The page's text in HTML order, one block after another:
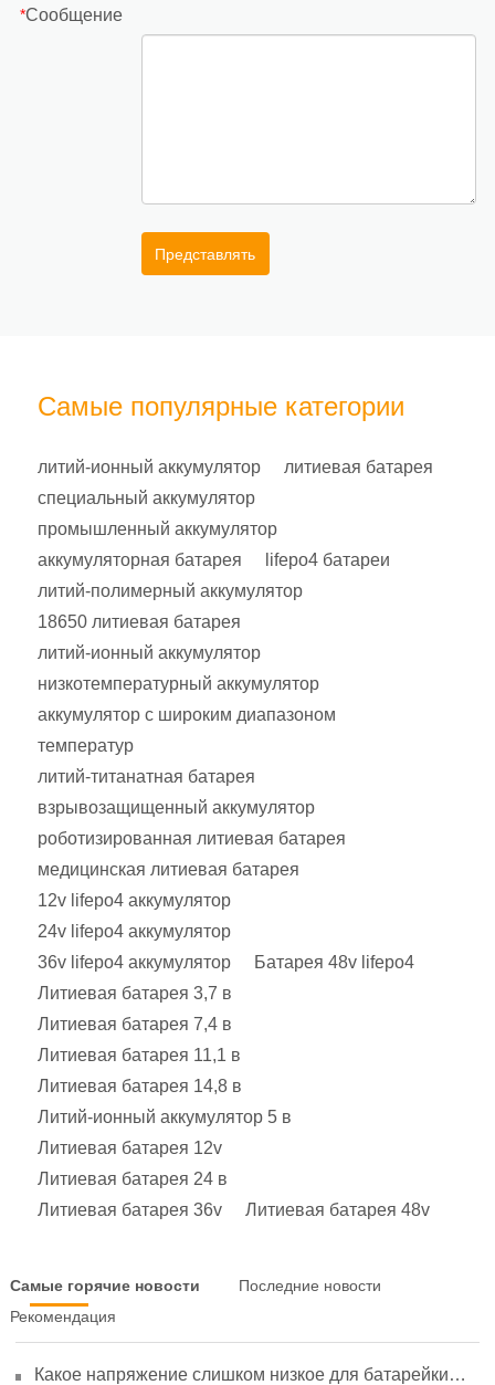
*Сообщение
Представлять
Самые популярные категории
литий-ионный аккумулятор
литиевая батарея
специальный аккумулятор
промышленный аккумулятор
аккумуляторная батарея
lifepo4 батареи
литий-полимерный аккумулятор
18650 литиевая батарея
литий-ионный аккумулятор
низкотемпературный аккумулятор
аккумулятор с широким диапазоном
температур
литий-титанатная батарея
взрывозащищенный аккумулятор
роботизированная литиевая батарея
медицинская литиевая батарея
12v lifepo4 аккумулятор
24v lifepo4 аккумулятор
36v lifepo4 аккумулятор
Батарея 48v lifepo4
Литиевая батарея 3,7 в
Литиевая батарея 7,4 в
Литиевая батарея 11,1 в
Литиевая батарея 14,8 в
Литий-ионный аккумулятор 5 в
Литиевая батарея 12v
Литиевая батарея 24 в
Литиевая батарея 36v
Литиевая батарея 48v
Самые горячие новости
Последние новости
Рекомендация
Какое напряжение слишком низкое для батарейки